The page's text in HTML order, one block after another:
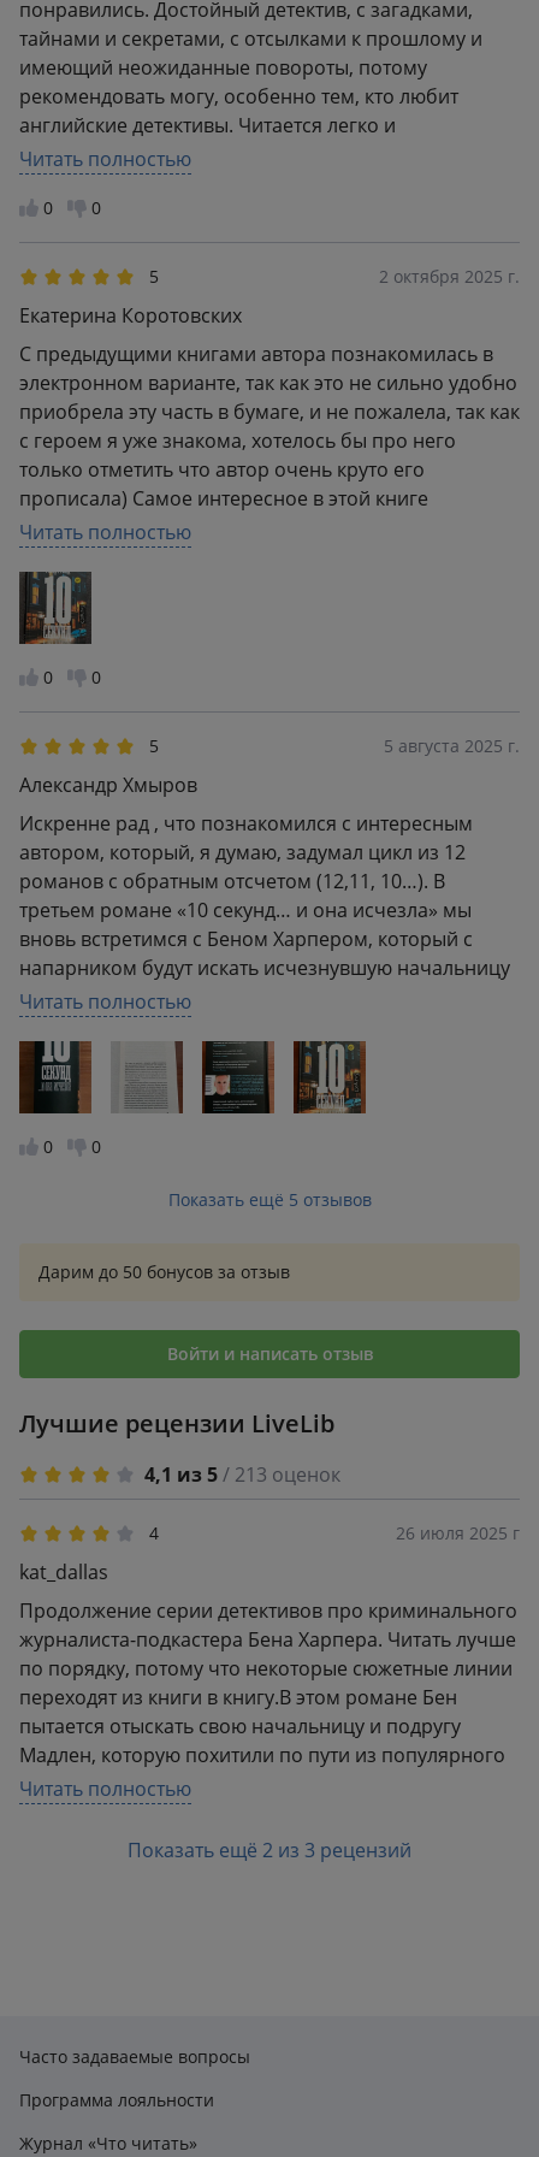
ведется от лица основного антагониста добавляют
повествованию новое измерение. Они дали мне
ценное представление об его мотивах и событиях,
которые привели его к преступной жизни. Я с
нетерпением дочитывала, ожидая увидеть, как всё
сложится, предполагая один исход, но это
нисколько не помешало мне получить удовольствие
финишировал роман.
понравились. Достойный детектив, с загадками,
тайнами и секретами, с отсылками к прошлому и
имеющий неожиданные повороты, потому
рекомендовать могу, особенно тем, кто любит
английские детективы. Читается легко и
непринуждённо. Буду ждать новые книги цикла.
Читать полностью
0 0
5 2 октября 2025 г.
Екатерина Коротовских
С предыдущими книгами автора познакомилась в
электронном варианте, так как это не сильно удобно
приобрела эту часть в бумаге, и не пожалела, так как
с героем я уже знакома, хотелось бы про него
только отметить что автор очень круто его
прописала) Самое интересное в этой книге
невероятно напряженный сюжет, угадать что же
такого придумал автор на этот раз. С точки зрения
детектива книга очень топовая, в ней есть все.
Читать полностью
0 0
5 5 августа 2025 г.
Александр Хмыров
Искренне рад , что познакомился с интересным
автором, который, я думаю, задумал цикл из 12
романов с обратным отсчетом (12,11, 10…). В
третьем романе «10 секунд… и она исчезла» мы
вновь встретимся с Беном Харпером, который с
напарником будут искать исчезнувшую начальницу
Мадлен и преступника. Умный, четко выстроенный
роман с несколькими сюжетными линиями, очень
харизматичным, внешне обманчивым, но на деле
жестким главным героем. Идеальное чтение для
любителей качественного детектива. Рекомендую.
Читать полностью
0 0
Показать ещё 5 отзывов
Дарим до 50 бонусов за отзыв
Войти и написать отзыв
Лучшие рецензии LiveLib
4,1 из 5/ 213 оценок
4 26 июля 2025 г
kat_dallas
Продолжение серии детективов про криминального
журналиста-подкастера Бена Харпера. Читать лучше
по порядку, потому что некоторые сюжетные линии
переходят из книги в книгу.В этом романе Бен
пытается отыскать свою начальницу и подругу
Мадлен, которую похитили по пути из популярного
ресторана. Похищение однозначно связано с одним
из её журналистских расследований, и Бену с
коллегой необходимо заново прошерстить это дело,
чтобы найти преступника и Мадлен.Манера
пожалуй, даже более удачное, чем предыдущая
книга.
Читать полностью
Показать ещё 2 из 3 рецензий
Часто задаваемые вопросы
Программа лояльности
Журнал «Что читать»